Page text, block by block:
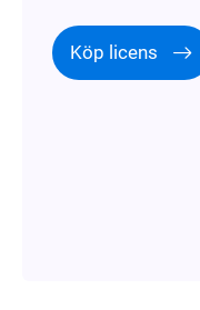
Köp licens